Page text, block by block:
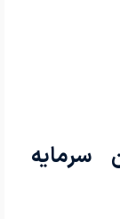
سرمایه